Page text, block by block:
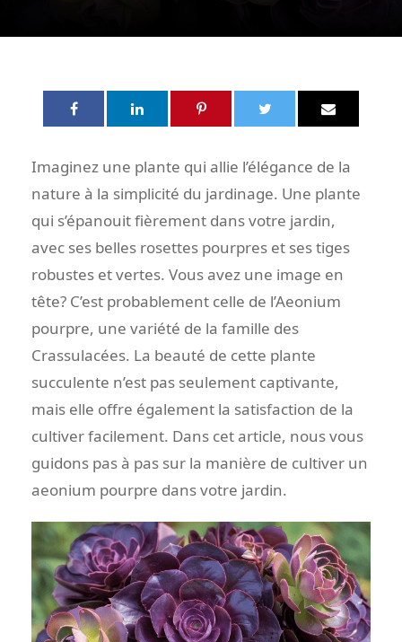
Imaginez une plante qui allie l’élégance de la
nature à la simplicité du jardinage. Une plante
qui s’épanouit fièrement dans votre jardin,
avec ses belles rosettes pourpres et ses tiges
robustes et vertes. Vous avez une image en
tête? C’est probablement celle de l’Aeonium
pourpre, une variété de la famille des
Crassulacées. La beauté de cette plante
succulente n’est pas seulement captivante,
mais elle offre également la satisfaction de la
cultiver facilement. Dans cet article, nous vous
guidons pas à pas sur la manière de cultiver un
aeonium pourpre dans votre jardin.